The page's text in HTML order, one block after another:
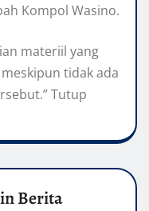
Kompol Wasino.
materiil yang
tidak ada
Tutup
Berita